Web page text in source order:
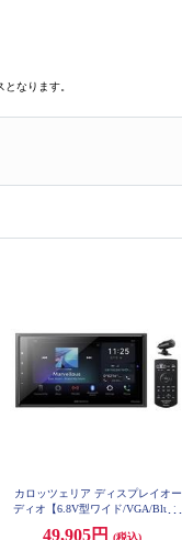
なります。
カロッツェリア ディスプレイオー
ディオ【6.8V型ワイド/VGA/Blueto
49,905円
(税込)